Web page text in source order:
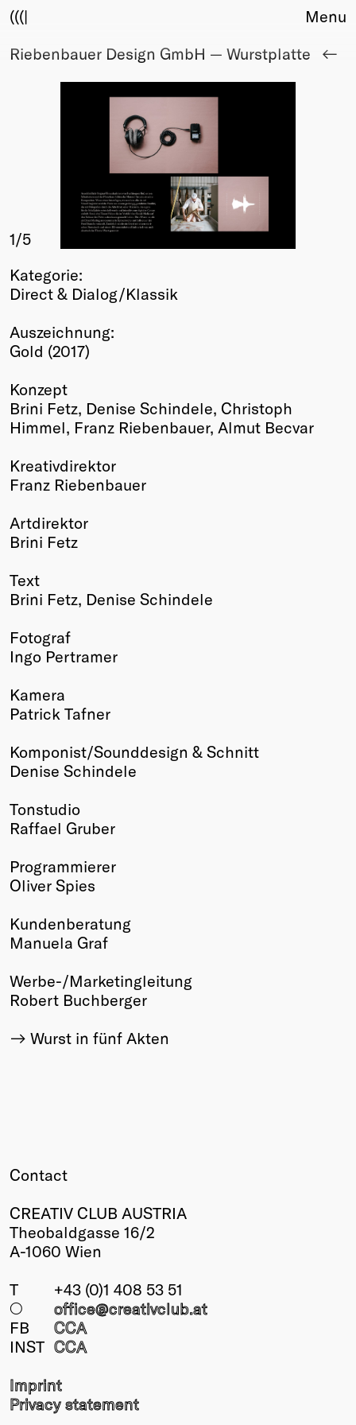
(((|
About
Upcoming
Info
Members
Friends of Creativity
2026
Past
Annual
Menu
Riebenbauer Design GmbH — Wurstplatte
1/5
Kategorie:
Direct & Dialog/Klassik
Auszeichnung:
Gold (2017)
Konzept
Brini Fetz, Denise Schindele, Christoph
Himmel, Franz Riebenbauer, Almut Becvar
Kreativdirektor
Franz Riebenbauer
Artdirektor
Brini Fetz
Text
Brini Fetz, Denise Schindele
Fotograf
Ingo Pertramer
Kamera
Patrick Tafner
Komponist/Sounddesign & Schnitt
Denise Schindele
Tonstudio
Raffael Gruber
Programmierer
Oliver Spies
Kundenberatung
Manuela Graf
Werbe-/Marketingleitung
Robert Buchberger
Wurst in fünf Akten
Contact
CREATIV CLUB AUSTRIA
Theobaldgasse 16/2
A-1060 Wien
T
+43 (0)1 408 53 51
○
office@creativclub.at
FB
CCA
INST CCA
Imprint
Privacy statement